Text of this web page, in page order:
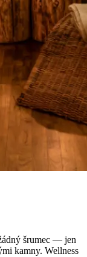
šrumec — jen
kamny. Wellness